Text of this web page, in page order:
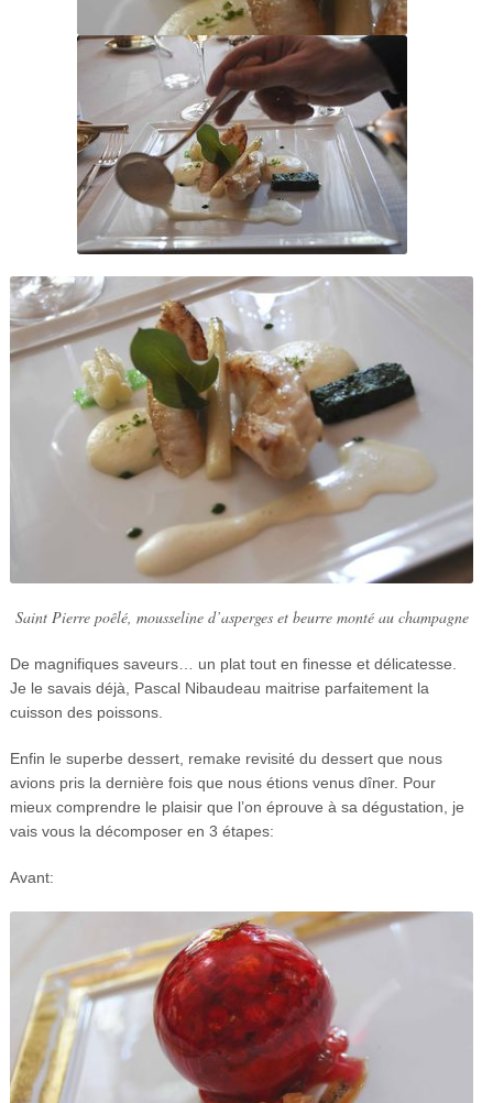
Saint Pierre poêlé, mousseline d’asperges et beurre monté au champagne
De magnifiques saveurs… un plat tout en finesse et délicatesse.
Je le savais déjà, Pascal Nibaudeau maitrise parfaitement la
cuisson des poissons.
Enfin le superbe dessert, remake revisité du dessert que nous
avions pris la dernière fois que nous étions venus dîner. Pour
mieux comprendre le plaisir que l’on éprouve à sa dégustation, je
vais vous la décomposer en 3 étapes:
Avant: